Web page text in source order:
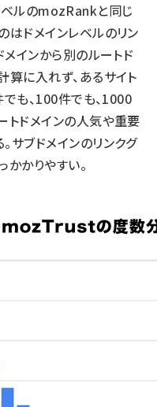
ルのmozRankと同じ
はドメインレベルのリン
メインから別のルートド
算に入れず、あるサイト
も、100件でも、1000
トドメインの人気や重要
サブドメインのリンクグ
かりやすい。